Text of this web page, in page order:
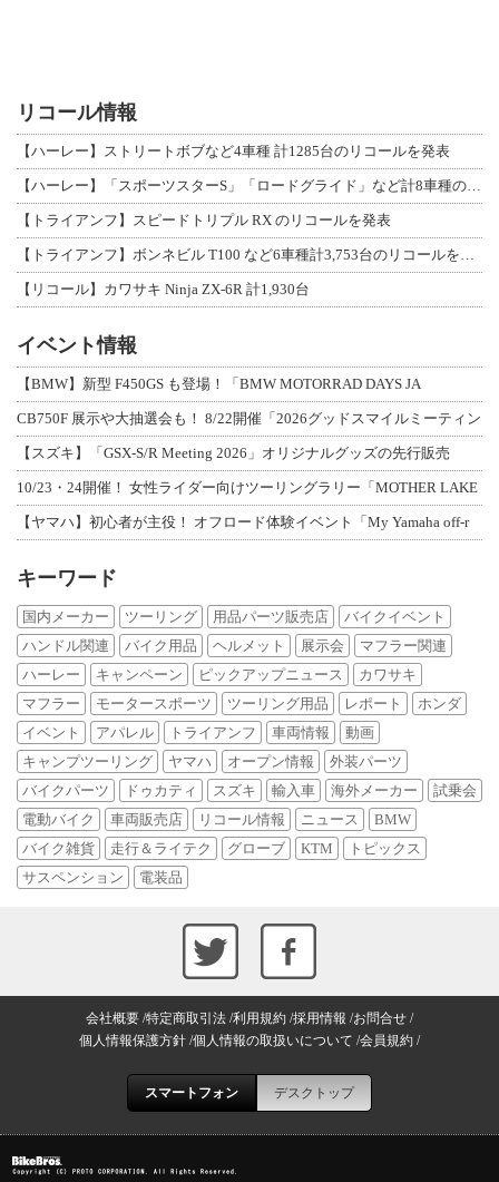
リコール情報
【ハーレー】ストリートボブなど4車種 計1285台のリコールを発表
【ハーレー】「スポーツスターS」「ロードグライド」など計8車種のリコールを発表
【トライアンフ】スピードトリプル RX のリコールを発表
【トライアンフ】ボンネビル T100 など6車種計3,753台のリコールを発表
【リコール】カワサキ Ninja ZX-6R 計1,930台
イベント情報
【BMW】新型 F450GS も登場！「BMW MOTORRAD DAYS JA
CB750F 展示や大抽選会も！ 8/22開催「2026グッドスマイルミーティン
【スズキ】「GSX-S/R Meeting 2026」オリジナルグッズの先行販売
10/23・24開催！ 女性ライダー向けツーリングラリー「MOTHER LAKE
【ヤマハ】初心者が主役！ オフロード体験イベント「My Yamaha off-r
キーワード
国内メーカー ツーリング 用品パーツ販売店
バイクイベント
ハンドル関連
バイク用品 ヘルメット 展示会
マフラー関連
ハーレー
キャンペーン ピックアップニュース
カワサキ
マフラー
モータースポーツ ツーリング用品 レポート
ホンダ
イベント
アパレル トライアンフ 車両情報
動画
キャンプツーリング
ヤマハ オープン情報
外装パーツ
バイクパーツ
ドゥカティ スズキ 輸入車 海外メーカー
試乗会
電動バイク
車両販売店 リコール情報 ニュース
BMW
バイク雑貨
走行＆ライテク グローブ KTM
トピックス
サスペンション
電装品
会社概要 特定商取引法 利用規約 採用情報 お問合せ
個人情報保護方針 個人情報の取扱いについて 会員規約
スマートフォン デスクトップ